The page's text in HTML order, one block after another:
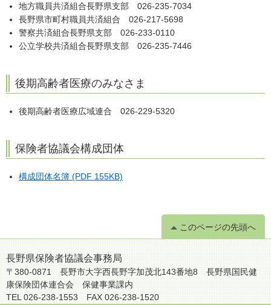
地方職員共済組合長野県支部 026-235-7034
長野県市町村職員共済組合 026-217-5698
警察共済組合長野県支部 026-233-0110
公立学校共済組合長野県支部 026-235-7446
後期高齢者医療のみなさま
後期高齢者医療広域連合 026-229-5320
保険者協議会構成団体
構成団体名簿 (PDF 155KB)
このページの先頭へ
長野県保険者協議会事務局
〒380-0871 長野市大字西長野字加茂北143番地8 長野県国民健
康保険団体連合会 保健事業課内
TEL 026-238-1553 FAX 026-238-1520